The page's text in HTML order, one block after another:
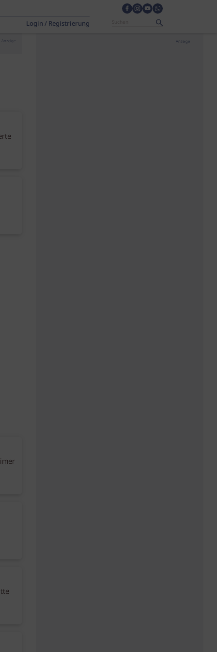
Login / Registrierung
Anzeige Anzeige